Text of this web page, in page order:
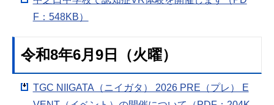
F：548KB）
令和8年6月9日（火曜）
TGC NIIGATA（ニイガタ） 2026 PRE（プレ） E